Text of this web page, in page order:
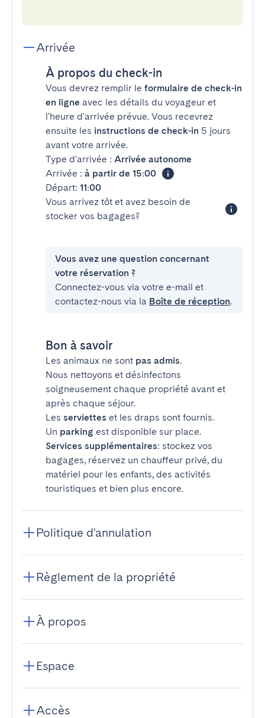
Arrivée
À propos du check-in
Vous devrez remplir le formulaire de check-in
en ligne avec les détails du voyageur et
l'heure d'arrivée prévue. Vous recevrez
ensuite les instructions de check-in 5 jours
avant votre arrivée.
Type d'arrivée : Arrivée autonome
Arrivée : à partir de 15:00
Départ: 11:00
Vous arrivez tôt et avez besoin de
stocker vos bagages?
Vous avez une question concernant
votre réservation ?
Connectez-vous via votre e-mail et
contactez-nous via la Boîte de réception.
Bon à savoir
Les animaux ne sont pas admis.
Nous nettoyons et désinfectons
soigneusement chaque propriété avant et
après chaque séjour.
Les serviettes et les draps sont fournis.
Un parking est disponible sur place.
Services supplémentaires: stockez vos
bagages, réservez un chauffeur privé, du
matériel pour les enfants, des activités
touristiques et bien plus encore.
Politique d'annulation
Règlement de la propriété
À propos
Espace
Accès